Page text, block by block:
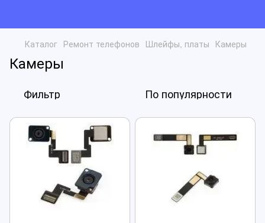
Каталог Ремонт телефонов Шлейфы, платы Камеры
Камеры
Фильтр По популярности